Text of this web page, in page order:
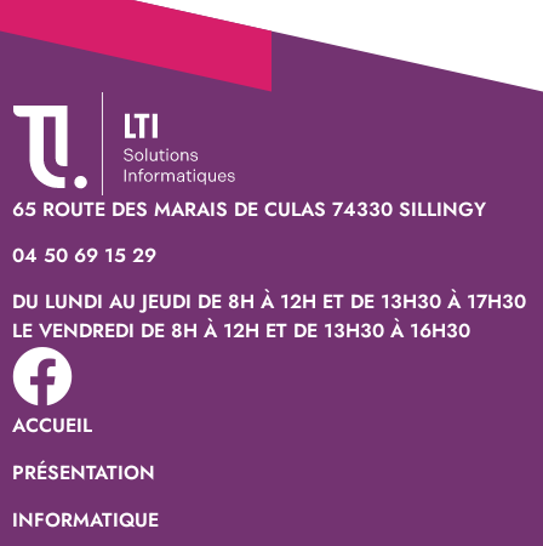
65 ROUTE DES MARAIS DE CULAS 74330 SILLINGY
04 50 69 15 29
DU LUNDI AU JEUDI DE 8H À 12H ET DE 13H30 À 17H30
LE VENDREDI DE 8H À 12H ET DE 13H30 À 16H30
ACCUEIL
PRÉSENTATION
INFORMATIQUE